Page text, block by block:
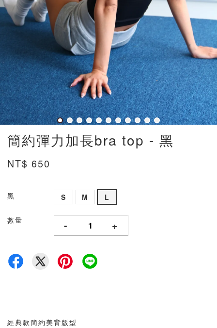
簡約彈力加長bra top - 黑
NT$ 650
黑 S M L
數量 - +
經典款簡約美背版型